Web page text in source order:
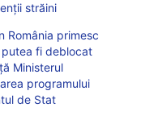
străini
România primesc
putea fi deblocat
Ministerul
programului
de Stat